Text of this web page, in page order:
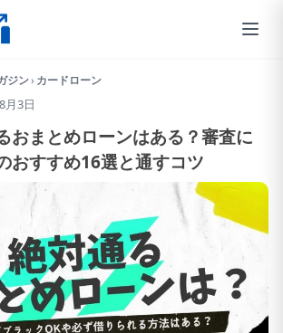
ジン› カードローン
月3日
おまとめローンはある？審査に
おすすめ16選と通すコツ